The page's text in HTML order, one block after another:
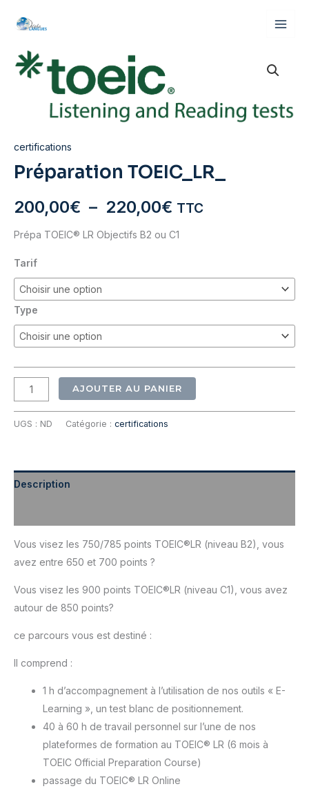
certifications
Préparation TOEIC_LR_
200,00€ – 220,00€ Plage
de
200,00€
à
TTC
Prépa TOEIC® LR Objectifs B2 ou C1
Tarif
Type
quantité
de
Préparation
AJOUTER AU PANIER
UGS : ND Catégorie : certifications
Description
Vous visez les 750/785 points TOEIC®LR (niveau B2), vous
avez entre 650 et 700 points ?
Vous visez les 900 points TOEIC®LR (niveau C1), vous avez
autour de 850 points?
ce parcours vous est destiné :
Il comprend :
1 h d’accompagnement à l’utilisation de nos outils « E-
Learning », un test blanc de positionnement.
40 à 60 h de travail personnel sur l’une de nos
plateformes de formation au TOEIC® LR (6 mois à
TOEIC Official Preparation Course)
passage du TOEIC® LR Online